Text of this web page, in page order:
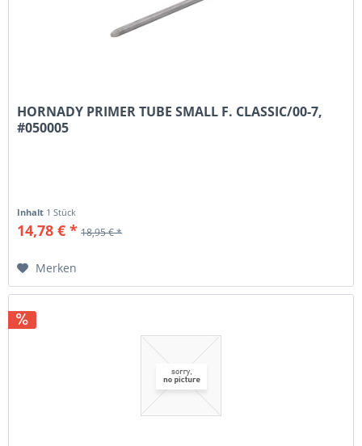
HORNADY PRIMER TUBE SMALL F. CLASSIC/00-7,
#050005
Inhalt 1 Stück
14,78 € * 18,95 € *
Merken